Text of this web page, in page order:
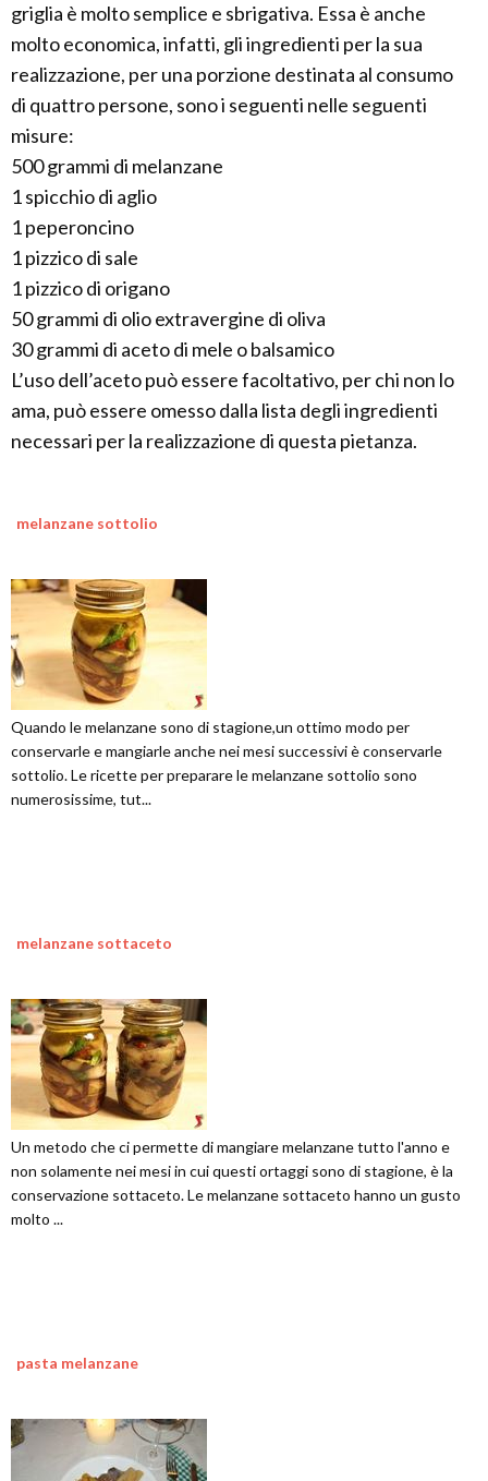
griglia è molto semplice e sbrigativa. Essa è anche
molto economica, infatti, gli ingredienti per la sua
realizzazione, per una porzione destinata al consumo
di quattro persone, sono i seguenti nelle seguenti
misure:
500 grammi di melanzane
1 spicchio di aglio
1 peperoncino
1 pizzico di sale
1 pizzico di origano
50 grammi di olio extravergine di oliva
30 grammi di aceto di mele o balsamico
L’uso dell’aceto può essere facoltativo, per chi non lo
ama, può essere omesso dalla lista degli ingredienti
necessari per la realizzazione di questa pietanza.
melanzane sottolio
Quando le melanzane sono di stagione,un ottimo modo per
conservarle e mangiarle anche nei mesi successivi è conservarle
sottolio. Le ricette per preparare le melanzane sottolio sono
numerosissime, tut...
melanzane sottaceto
Un metodo che ci permette di mangiare melanzane tutto l'anno e
non solamente nei mesi in cui questi ortaggi sono di stagione, è la
conservazione sottaceto. Le melanzane sottaceto hanno un gusto
molto ...
pasta melanzane